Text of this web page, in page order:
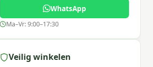
WhatsApp
Ma–Vr: 9:00–17:30
Veilig winkelen